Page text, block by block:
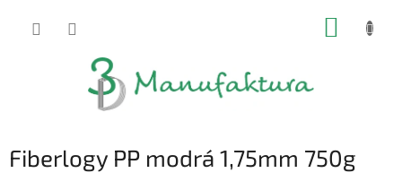
Fiberlogy PP modrá 1,75mm 750g